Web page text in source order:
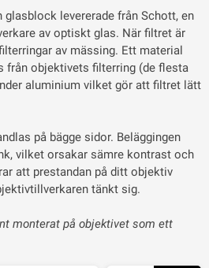
glasblock levererade från Schott, en
av optiskt glas. När filtret är
av mässing. Ett material
från objektivets filterring (de flesta
aluminium vilket gör att filtret lätt
på bägge sidor. Beläggingen
vilket orsakar sämre kontrast och
att prestandan på ditt objektiv
tänkt sig.
monterat på objektivet som ett